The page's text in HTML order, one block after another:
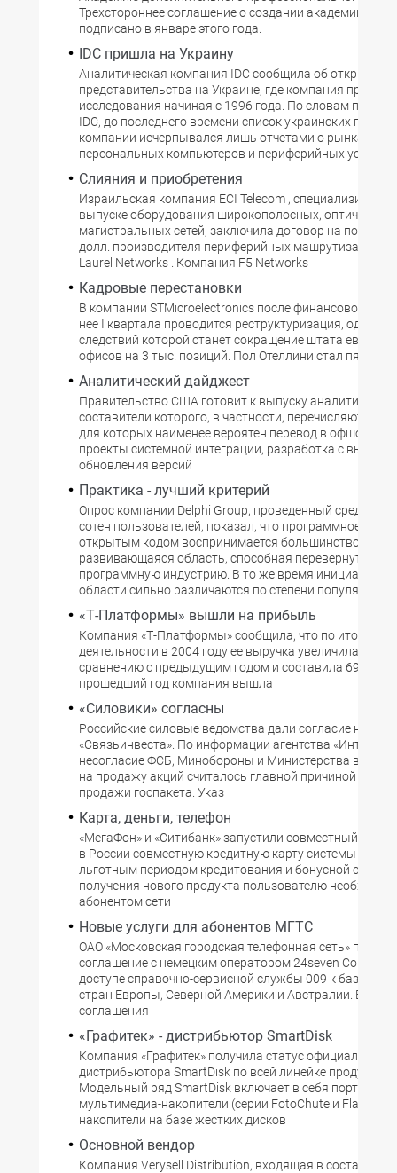
Трехстороннее соглашение о создании академии было
подписано в январе этого года.
IDC пришла на Украину
Аналитическая компания IDC сообщила об открытии
представительства на Украине, где компания
исследования начиная с 1996 года. По словам
IDC, до последнего времени список украинских
компании исчерпывался лишь отчетами о рынках
персональных компьютеров и периферийных
Слияния и приобретения
Израильская компания ECI Telecom ,
выпуске оборудования широкополосных, оптических
магистральных сетей, заключила договор на покупку
долл. производителя периферийных
Laurel Networks . Компания F5 Networks
Кадровые перестановки
В компании STMicroelectronics после финансово
нее I квартала проводится реструктуризация, одним
следствий которой станет сокращение штата
офисов на 3 тыс. позиций. Пол Отеллини стал пятым
Аналитический дайджест
Правительство США готовит к выпуску
составители которого, в частности, перечисляют ИТ-
для которых наименее вероятен перевод в офшор :
проекты системной интеграции, разработка с
обновления версий
Практика - лучший критерий
Опрос компании Delphi Group, проведенный среди
сотен пользователей, показал, что программное
открытым кодом воспринимается большинством как
развивающаяся область, способная перевернуть всю
программную индустрию. В то же время инициативы
области сильно различаются по степени
«Т-Платформы» вышли на прибыль
Компания «Т-Платформы» сообщила, что по итогам
деятельности в 2004 году ее выручка увеличилась на
сравнению с предыдущим годом и составила 69 млн.
прошедший год компания вышла
«Силовики» согласны
Российские силовые ведомства дали согласие на
«Связьинвеста». По информации агентства
несогласие ФСБ, Минобороны и Министерства
на продажу акций считалось главной причиной
продажи госпакета. Указ
Карта, деньги, телефон
«МегаФон» и «Ситибанк» запустили совместный
в России совместную кредитную карту системы
льготным периодом кредитования и бонусной
получения нового продукта пользователю
абонентом сети
Новые услуги для абонентов МГТС
ОАО «Московская городская телефонная сеть»
соглашение с немецким оператором 24seven
доступе справочно-сервисной службы 009 к базам
стран Европы, Северной Америки и Австралии. В
соглашения
«Графитек» - дистрибьютор SmartDisk
Компания «Графитек» получила статус официального
дистрибьютора SmartDisk по всей линейке продукции
Модельный ряд SmartDisk включает в себя
мультимедиа-накопители (серии FotoChute и
накопители на базе жестких дисков
Основной вендор
Компания Verysell Distribution, входящая в состав